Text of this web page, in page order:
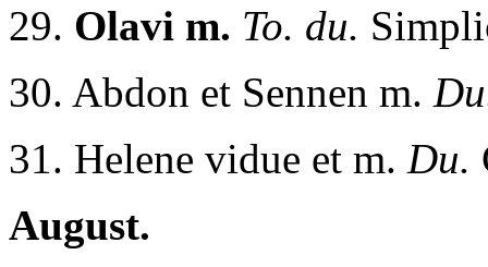
29. Olavi m. To. du.
30. Abdon et Sennen m.
31. Helene vidue et m. Du.
August.